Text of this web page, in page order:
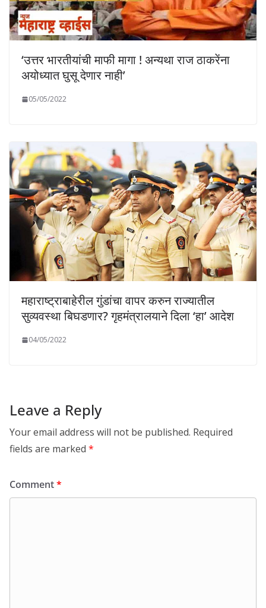
‘उत्तर भारतीयांची माफी मागा ! अन्यथा राज ठाकरेंना
अयोध्यात घुसू देणार नाही’
05/05/2022
महाराष्ट्राबाहेरील गुंडांचा वापर करुन राज्यातील
सुव्यवस्था बिघडणार? गृहमंत्रालयाने दिला ‘हा’ आदेश
04/05/2022
Leave a Reply
Your email address will not be published. Required
fields are marked *
Comment*